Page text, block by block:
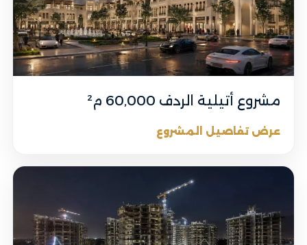
مشروع أتيلية الردف 60,000 م²
عرض تفاصيل المشروع